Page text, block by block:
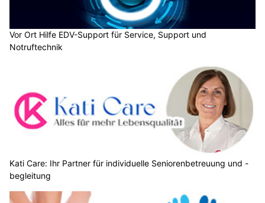
Vor Ort Hilfe EDV-Support für Service, Support und
Notruftechnik
Kati Care: Ihr Partner für individuelle Seniorenbetreuung und -
begleitung